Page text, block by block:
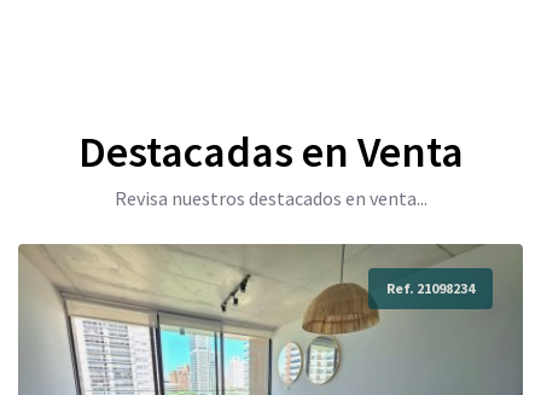
Destacadas en Venta
Revisa nuestros destacados en venta...
Ref. 21098234